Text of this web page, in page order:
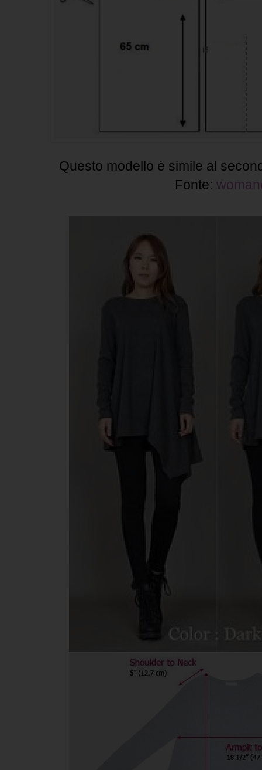
Questo modello è simile al
Fonte: